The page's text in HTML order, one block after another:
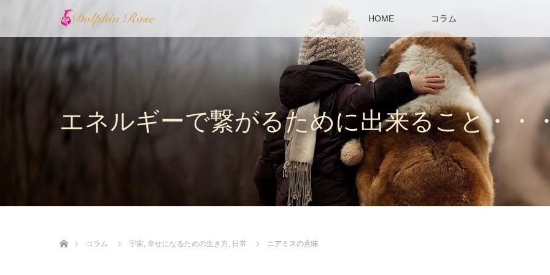
HOME コラム
エネルギーで繋がるために出来ること・・
コラム
宇宙, 幸せになるための生き方, 日常 ニアミスの意味